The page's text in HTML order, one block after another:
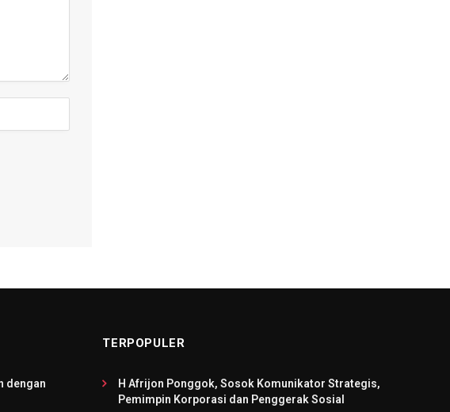
dengan
TERPOPULER
H Afrijon Ponggok, Sosok Komunikator Strategis,
Pemimpin Korporasi dan Penggerak Sosial